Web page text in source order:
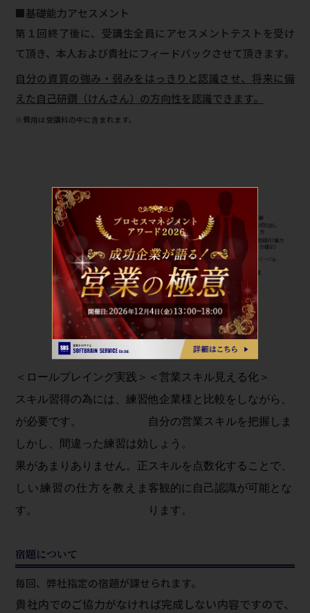
■基礎能力アセスメント
第１回終了後に、受講生全員にアセスメントテストを受け
て頂き、本人および貴社にフィードバックさせて頂きます。
自分の資質の強み・弱みをはっきりと認識させ、将来に備
えた自己研鑽（けんさん）の方向性を認識できます。
※費用は受講料の中に含まれます。
＜ロールプレイング実践＞
スキル習得の為には、練習
が必要です。
しかし、間違った練習は効
果があまりありません。正
しい練習の仕方を教えま
す。
＜営業スキル見える化＞
他企業様と比較をしながら、
自分の営業スキルを把握しま
しょう。
スキルを点数化することで、
客観的に自己認識が可能とな
ります。
宿題について
毎回、弊社指定の宿題が課せられます。
貴社内でのご協力がなければ完成しない内容ですので、